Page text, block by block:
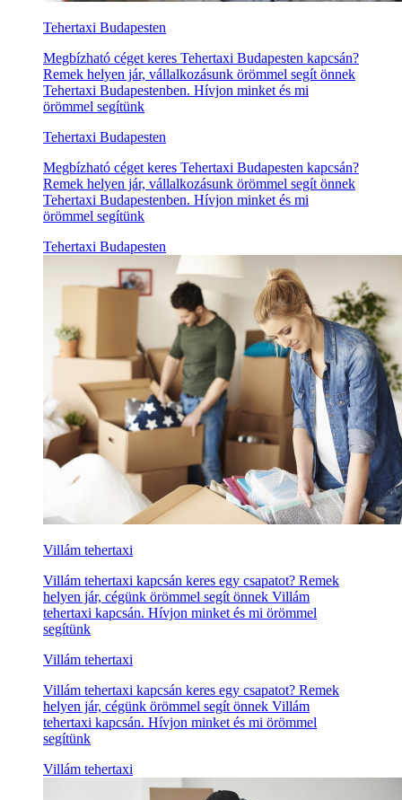
Tehertaxi Budapesten
Megbízható céget keres Tehertaxi Budapesten kapcsán?
Remek helyen jár, vállalkozásunk örömmel segít önnek
Tehertaxi Budapestenben. Hívjon minket és mi
örömmel segítünk
Tehertaxi Budapesten
Megbízható céget keres Tehertaxi Budapesten kapcsán?
Remek helyen jár, vállalkozásunk örömmel segít önnek
Tehertaxi Budapestenben. Hívjon minket és mi
örömmel segítünk
Tehertaxi Budapesten
Villám tehertaxi
Villám tehertaxi kapcsán keres egy csapatot? Remek
helyen jár, cégünk örömmel segít önnek Villám
tehertaxi kapcsán. Hívjon minket és mi örömmel
segítünk
Villám tehertaxi
Villám tehertaxi kapcsán keres egy csapatot? Remek
helyen jár, cégünk örömmel segít önnek Villám
tehertaxi kapcsán. Hívjon minket és mi örömmel
segítünk
Villám tehertaxi